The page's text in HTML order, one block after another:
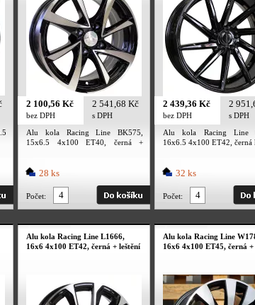
2 100,56 Kč
bez DPH
2 541,68 Kč
s DPH
Alu kola Racing Line BK575,
15x6.5 4x100 ET40, černá +
28 ks
Počet:
2 439,36 Kč
bez DPH
2
s DPH
Alu kola Racing Line
16x6.5 4x100 ET42, černá
32 ks
Počet:
Alu kola Racing Line L1666,
16x6 4x100 ET42, černá + leštění
Alu kola Racing Line
16x6 4x100 ET45, černá +